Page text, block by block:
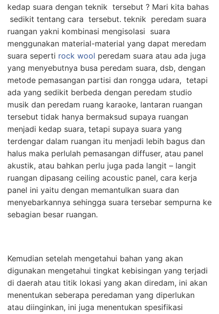
kedap suara dengan teknik tersebut ? Mari kita bahas
sedikit tentang cara tersebut. teknik peredam suara
ruangan yakni kombinasi mengisolasi suara
menggunakan material-material yang dapat meredam
suara seperti rock wool peredam suara atau ada juga
yang menyebutnya busa peredam suara, dsb, dengan
metode pemasangan partisi dan rongga udara, tetapi
ada yang sedikit berbeda dengan peredam studio
musik dan peredam ruang karaoke, lantaran ruangan
tersebut tidak hanya bermaksud supaya ruangan
menjadi kedap suara, tetapi supaya suara yang
terdengar dalam ruangan itu menjadi lebih bagus dan
halus maka perlulah pemasangan diffuser, atau panel
akustik, atau bahkan perlu juga pada langit – langit
ruangan dipasang ceiling acoustic panel, cara kerja
panel ini yaitu dengan memantulkan suara dan
menyebarkannya sehingga suara tersebar sempurna ke
sebagian besar ruangan.
Kemudian setelah mengetahui bahan yang akan
digunakan mengetahui tingkat kebisingan yang terjadi
di daerah atau titik lokasi yang akan diredam, ini akan
menentukan seberapa peredaman yang diperlukan
atau diinginkan, ini juga menentukan spesifikasi